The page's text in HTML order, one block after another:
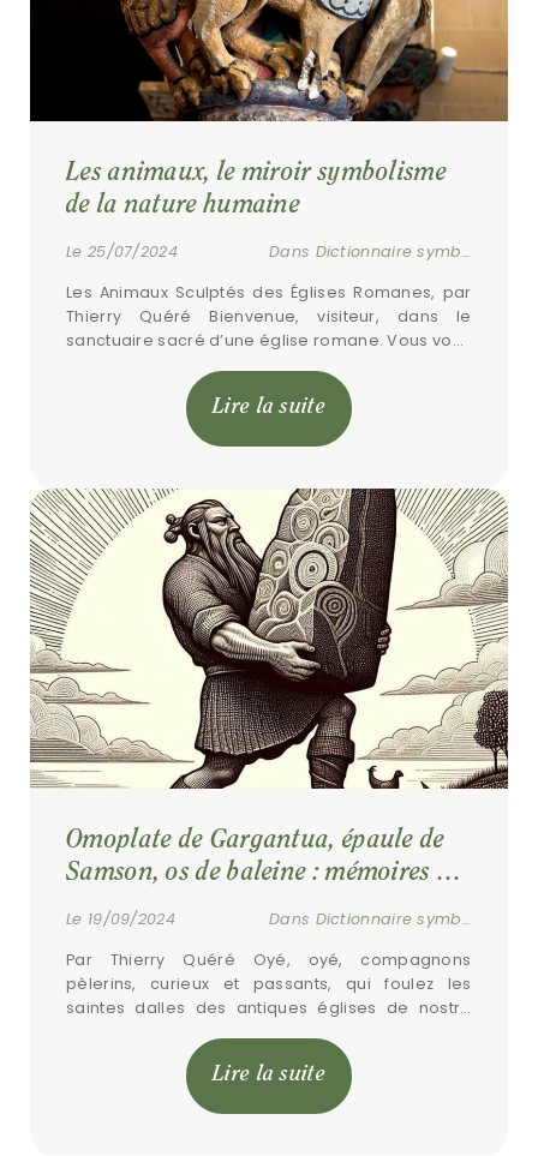
Les animaux, le miroir symbolisme
de la nature humaine
Le 25/07/2024 Dans Dictionnaire symbolique
Les Animaux Sculptés des Églises Romanes, par
Thierry Quéré Bienvenue, visiteur, dans le
sanctuaire sacré d’une église romane. Vous vous
d’animaux ornent mes murs […]
Lire la suite
Omoplate de Gargantua, épaule de
Samson, os de baleine : mémoires de
légendes
Le 19/09/2024 Dans Dictionnaire symbolique
Par Thierry Quéré Oyé, oyé, compagnons
pèlerins, curieux et passants, qui foulez les
saintes dalles des antiques églises de nostre
Lire la suite